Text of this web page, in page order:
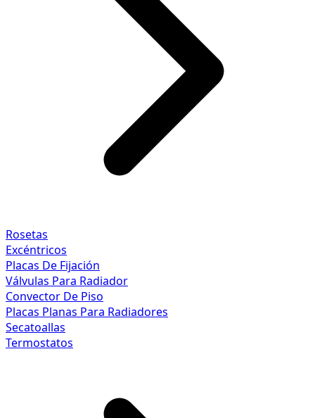
Rosetas
Excéntricos
Placas De Fijación
Válvulas Para Radiador
Convector De Piso
Placas Planas Para Radiadores
Secatoallas
Termostatos